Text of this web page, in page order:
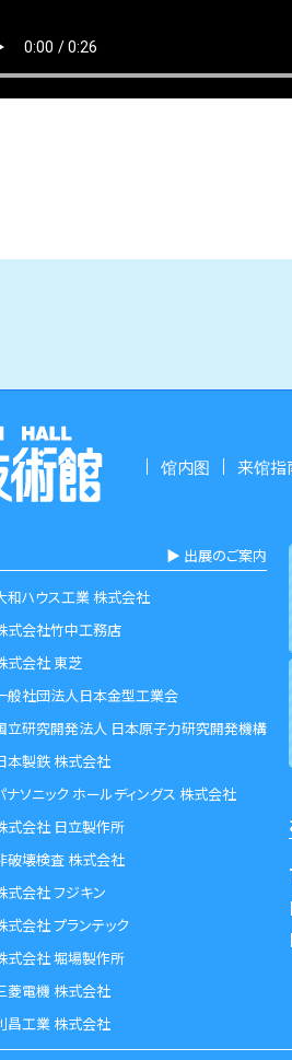
馆内图 来馆指
▶︎ 出展のご案内
和ハウス工業 株式会社
式会社竹中工務店
式会社 東芝
般社団法人日本金型工業会
立研究開発法人 日本原子力研究開発機構
本製鉄 株式会社
ナソニック ホールディングス 株式会社
式会社 日立製作所
破壊検査 株式会社
式会社 フジキン
式会社 プランテック
式会社 堀場製作所
菱電機 株式会社
昌工業 株式会社